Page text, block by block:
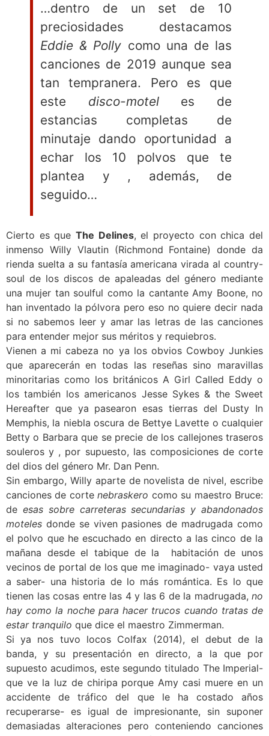
…dentro de un set de 10
preciosidades destacamos
Eddie & Polly como una de las
canciones de 2019 aunque sea
tan tempranera. Pero es que
este disco-moteles de
estancias completas de
minutaje dando oportunidad a
echar los 10 polvos que te
plantea y , además, de
seguido…
Cierto es que The Delines, el proyecto con chica del
inmenso Willy Vlautin (Richmond Fontaine) donde da
rienda suelta a su fantasía americana virada al country-
soul de los discos de apaleadas del género mediante
una mujer tan soulful como la cantante Amy Boone, no
han inventado la pólvora pero eso no quiere decir nada
si no sabemos leer y amar las letras de las canciones
para entender mejor sus méritos y requiebros.
Vienen a mi cabeza no ya los obvios Cowboy Junkies
que aparecerán en todas las reseñas sino maravillas
minoritarias como los británicos A Girl Called Eddy o
los también los americanos Jesse Sykes & the Sweet
Hereafter que ya pasearon esas tierras del Dusty In
Memphis, la niebla oscura de Bettye Lavette o cualquier
Betty o Barbara que se precie de los callejones traseros
souleros y , por supuesto, las composiciones de corte
del dios del género Mr. Dan Penn.
Sin embargo, Willy aparte de novelista de nivel, escribe
canciones de cortenebraskero como su maestro Bruce:
de esas sobre carreteras secundarias y abandonados
moteles donde se viven pasiones de madrugada como
el polvo que he escuchado en directo a las cinco de la
mañana desde el tabique de la habitación de unos
vecinos de portal de los que me imaginado- vaya usted
a saber- una historia de lo más romántica. Es lo que
tienen las cosas entre las 4 y las 6 de la madrugada, no
hay como la noche para hacer trucos cuando tratas de
estar tranquilo que dice el maestro Zimmerman.
Si ya nos tuvo locos Colfax (2014), el debut de la
banda, y su presentación en directo, a la que por
supuesto acudimos, este segundo titulado The Imperial-
que ve la luz de chiripa porque Amy casi muere en un
accidente de tráfico del que le ha costado años
recuperarse- es igual de impresionante, sin suponer
demasiadas alteraciones pero conteniendo canciones